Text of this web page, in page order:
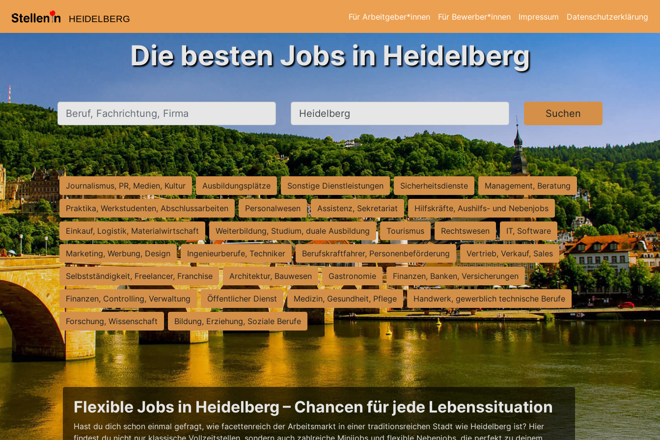
HEIDELBERG Für Arbeitgeber*innen Für Bewerber*innen Impressum Datenschutzerklärung
Die besten Jobs in Heidelberg
Beruf, Fachrichtung, Firma Ort, Stadt Suchen
Journalismus, PR, Medien, Kultur Ausbildungsplätze Sonstige Dienstleistungen Sicherheitsdienste Management, Beratung
Praktika, Werkstudenten, Abschlussarbeiten Personalwesen Assistenz, Sekretariat Hilfskräfte, Aushilfs- und Nebenjobs
Einkauf, Logistik, Materialwirtschaft Weiterbildung, Studium, duale Ausbildung Tourismus Rechtswesen IT, Software
Marketing, Werbung, Design Ingenieurberufe, Techniker Berufskraftfahrer, Personenbeförderung Vertrieb, Verkauf, Sales
Selbstständigkeit, Freelancer, Franchise Architektur, Bauwesen Gastronomie Finanzen, Banken, Versicherungen
Finanzen, Controlling, Verwaltung Öffentlicher Dienst Medizin, Gesundheit, Pflege Handwerk, gewerblich technische Berufe
Forschung, Wissenschaft Bildung, Erziehung, Soziale Berufe
Flexible Jobs in Heidelberg – Chancen für jede Lebenssituation
Hast du dich schon einmal gefragt, wie facettenreich der Arbeitsmarkt in einer traditionsreichen Stadt wie Heidelberg ist? Hier